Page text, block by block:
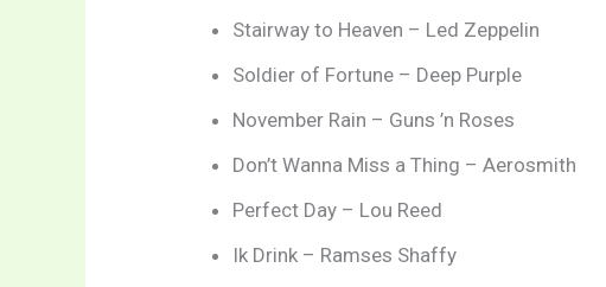
Stairway to Heaven – Led Zeppelin
Soldier of Fortune – Deep Purple
November Rain – Guns ’n Roses
Don’t Wanna Miss a Thing – Aerosmith
Perfect Day – Lou Reed
Ik Drink – Ramses Shaffy